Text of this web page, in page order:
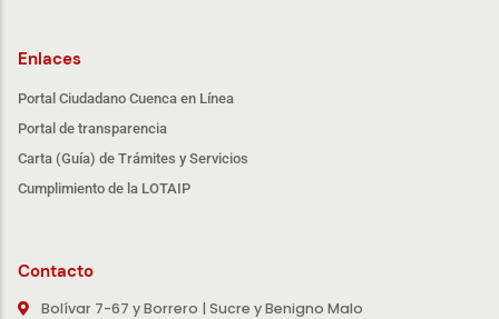
Enlaces
Portal Ciudadano Cuenca en Línea
Portal de transparencia
Carta (Guía) de Trámites y Servicios
Cumplimiento de la LOTAIP
Contacto
Bolívar 7-67 y Borrero | Sucre y Benigno Malo